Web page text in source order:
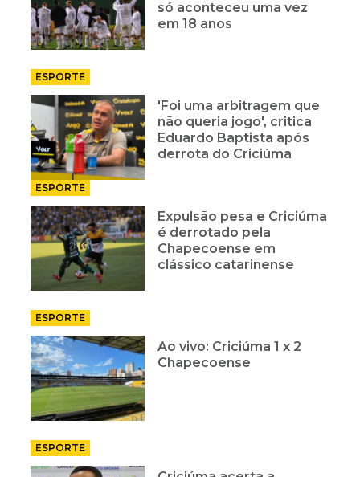
só aconteceu uma vez
em 18 anos
ESPORTE
'Foi uma arbitragem que
não queria jogo', critica
Eduardo Baptista após
derrota do Criciúma
ESPORTE
Expulsão pesa e Criciúma
é derrotado pela
Chapecoense em
clássico catarinense
ESPORTE
Ao vivo: Criciúma 1 x 2
Chapecoense
ESPORTE